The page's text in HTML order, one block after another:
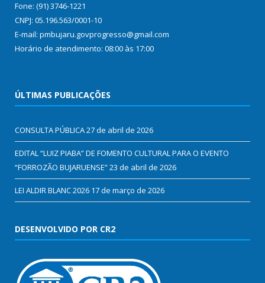
Fone: (91) 3746-1221
CNPJ: 05.196.563/0001-10
E-mail: pmbujaru.govprogresso@gmail.com
Horário de atendimento: 08:00 às 17:00
ÚLTIMAS PUBLICAÇÕES
CONSULTA PÚBLICA27 de abril de 2026
EDITAL “LUIZ PIABA” DE FOMENTO CULTURAL PARA O EVENTO
“FORROZÃO BUJARUENSE”23 de abril de 2026
LEI ALDIR BLANC 2026 17 de março de 2026
DESENVOLVIDO POR CR2